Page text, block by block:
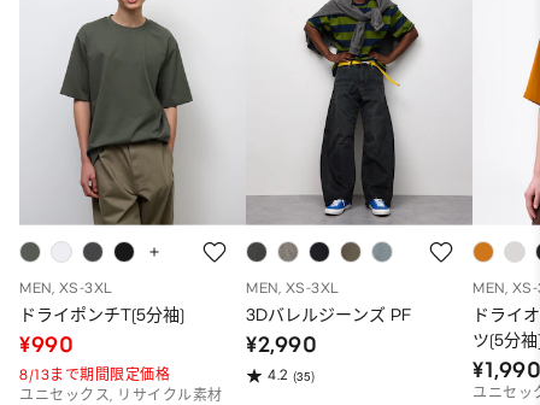
MEN, XS-3XL
ドライポンチT(5分袖)
¥990
8/13まで期間限定価格
ユニセックス, リサイクル素材
MEN, XS-3XL
3Dバレルジーンズ PF
¥2,990
4.2 (35)
MEN,
ドライ
ツ(5分
ユニセッ